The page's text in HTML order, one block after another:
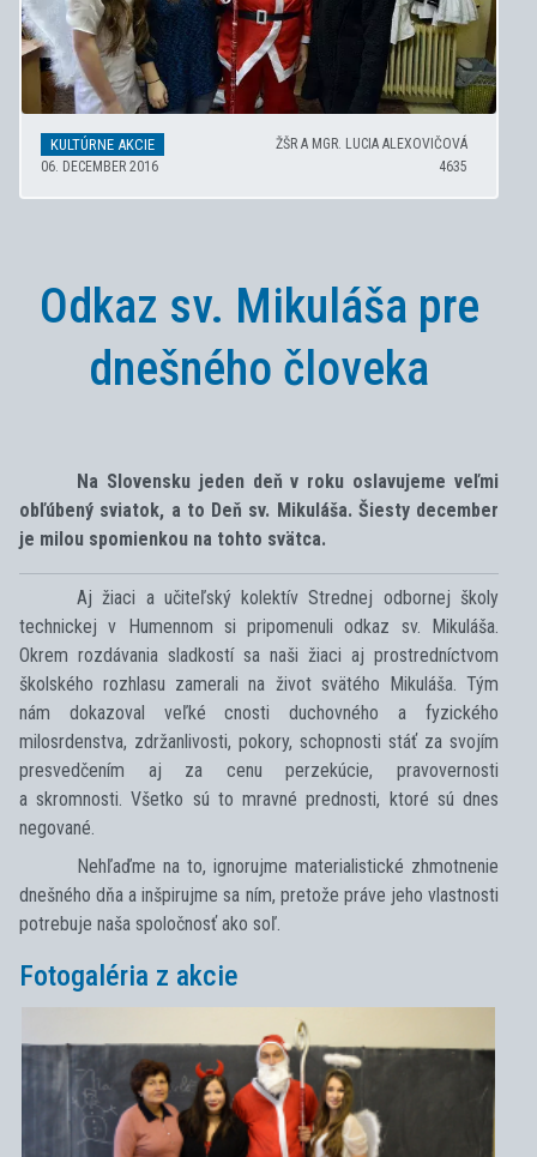
KULTÚRNE AKCIE
ŽŠR A MGR. LUCIA ALEXOVIČOVÁ
06. DECEMBER 2016
4635
Odkaz sv. Mikuláša pre
dnešného človeka
Na Slovensku jeden deň v roku oslavujeme veľmi
obľúbený sviatok, a to Deň sv. Mikuláša. Šiesty december
je milou spomienkou na tohto svätca.
Aj žiaci a učiteľský kolektív Strednej odbornej školy
technickej v Humennom si pripomenuli odkaz sv. Mikuláša.
Okrem rozdávania sladkostí sa naši žiaci aj prostredníctvom
školského rozhlasu zamerali na život svätého Mikuláša. Tým
nám dokazoval veľké cnosti duchovného a fyzického
milosrdenstva, zdržanlivosti, pokory, schopnosti stáť za svojím
presvedčením aj za cenu perzekúcie, pravovernosti
a skromnosti. Všetko sú to mravné prednosti, ktoré sú dnes
negované.
Nehľaďme na to, ignorujme materialistické zhmotnenie
dnešného dňa a inšpirujme sa ním, pretože práve jeho vlastnosti
potrebuje naša spoločnosť ako soľ.
Fotogaléria z akcie